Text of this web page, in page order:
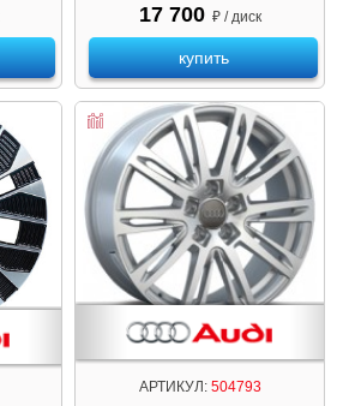
17 700 ₽ / диск
купить
АРТИКУЛ:504793